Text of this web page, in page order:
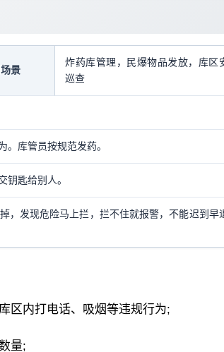
景
炸药库管理，民爆物品发放，库区
巡查
库管员按规范发药。
钥匙给别人。
，发现危险马上拦，拦不住就报警，不能迟到早
区内打电话、吸烟等违规行为;
量;